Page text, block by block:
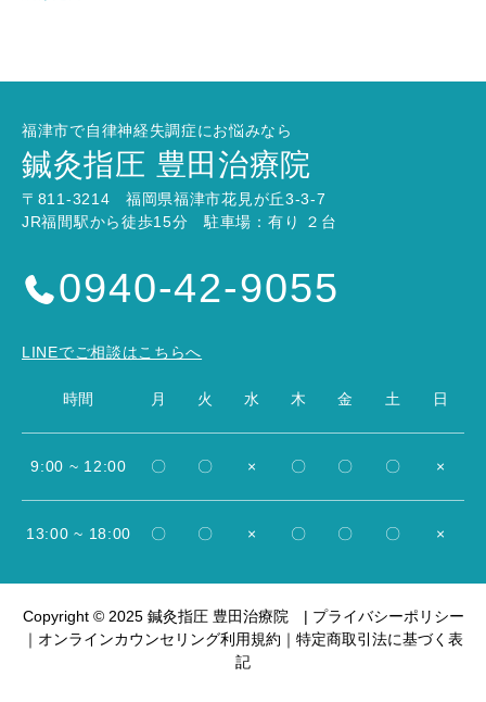
福津市で自律神経失調症にお悩みなら
鍼灸指圧 豊田治療院
〒811-3214 福岡県福津市花見が丘3-3-7
JR福間駅から徒歩15分 駐車場：有り ２台
0940-42-9055
LINEでご相談はこちらへ
時間 月 火 水 木 金 土 日
9:00 ~ 12:00 〇 〇 × 〇 〇 〇 ×
13:00 ~ 18:00 〇 〇 × 〇 〇 〇 ×
Copyright © 2025 鍼灸指圧 豊田治療院 | プライバシーポリシー
｜ オンラインカウンセリング利用規約 ｜ 特定商取引法に基づく表
記